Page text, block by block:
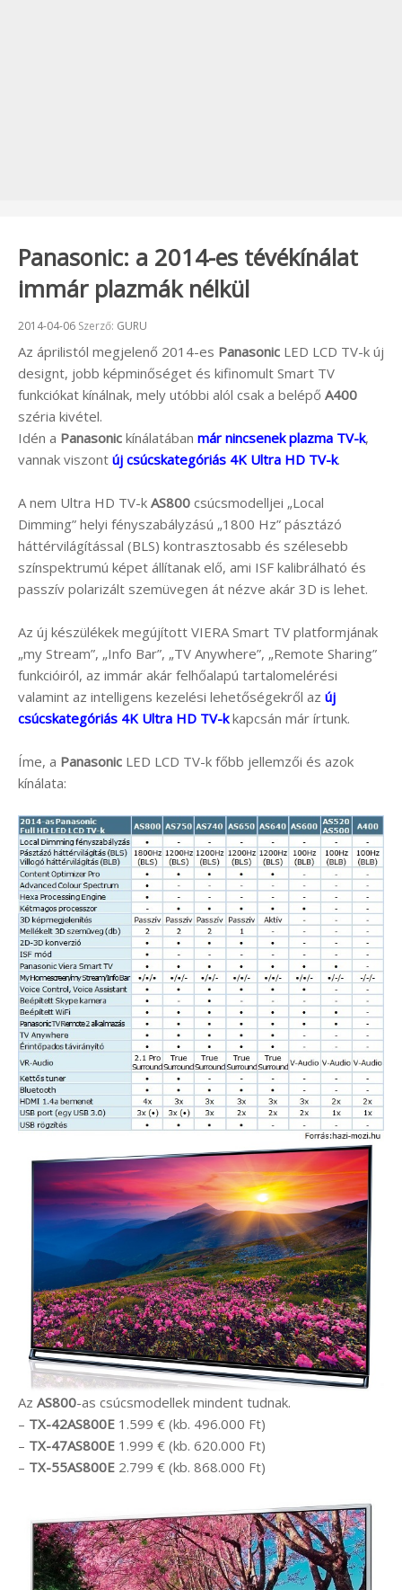
Panasonic: a 2014-es tévékínálat
immár plazmák nélkül
Beküldve:
2014-04-06 Szerző: GURU
Az áprilistól megjelenő 2014-es Panasonic LED LCD TV-k új
designt, jobb képminőséget és kifinomult Smart TV
funkciókat kínálnak, mely utóbbi alól csak a belépő A400
széria kivétel.
Idén a Panasonic kínálatában már nincsenek plazma TV-k,
vannak viszont új csúcskategóriás 4K Ultra HD TV-k.
A nem Ultra HD TV-k AS800 csúcsmodelljei „Local
Dimming” helyi fényszabályzású „1800 Hz” pásztázó
háttérvilágítással (BLS) kontrasztosabb és szélesebb
színspektrumú képet állítanak elő, ami ISF kalibrálható és
passzív polarizált szemüvegen át nézve akár 3D is lehet.
Az új készülékek megújított VIERA Smart TV platformjának
„my Stream”, „Info Bar”, „TV Anywhere”, „Remote Sharing”
funkcióiról, az immár akár felhőalapú tartalomelérési
valamint az intelligens kezelési lehetőségekről az új
csúcskategóriás 4K Ultra HD TV-kkapcsán már írtunk.
Íme, a Panasonic LED LCD TV-k főbb jellemzői és azok
kínálata:
Az AS800-as csúcsmodellek mindent tudnak.
– TX-42AS800E 1.599 € (kb. 496.000 Ft)
– TX-47AS800E 1.999 € (kb. 620.000 Ft)
– TX-55AS800E 2.799 € (kb. 868.000 Ft)